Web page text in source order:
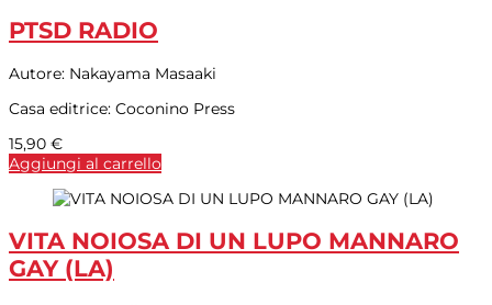
PTSD RADIO
Autore: Nakayama Masaaki
Casa editrice: Coconino Press
15,90 €
Aggiungi al carrello
VITA NOIOSA DI UN LUPO MANNARO
GAY (LA)